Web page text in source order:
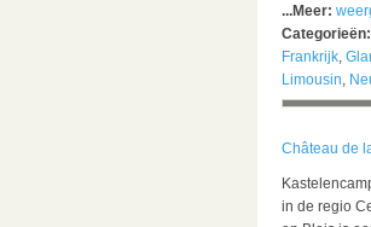
...Meer:
Categorieën:
Frankrijk,
Limousin,
Château de
in de regio